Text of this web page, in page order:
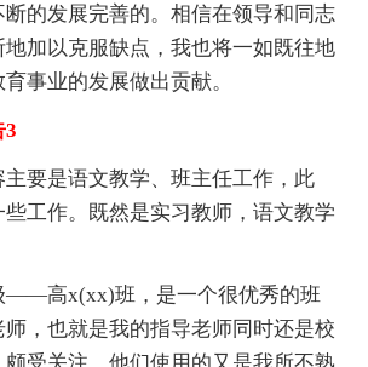
的发展完善的。相信在领导和同志
加以克服缺点，我也将一如既往地
事业的发展做出贡献。
3
是语文教学、班主任工作，此
工作。既然是实习教师，语文教学
高x(xx)班，是一个很优秀的班
，也就是我的指导老师同时还是校